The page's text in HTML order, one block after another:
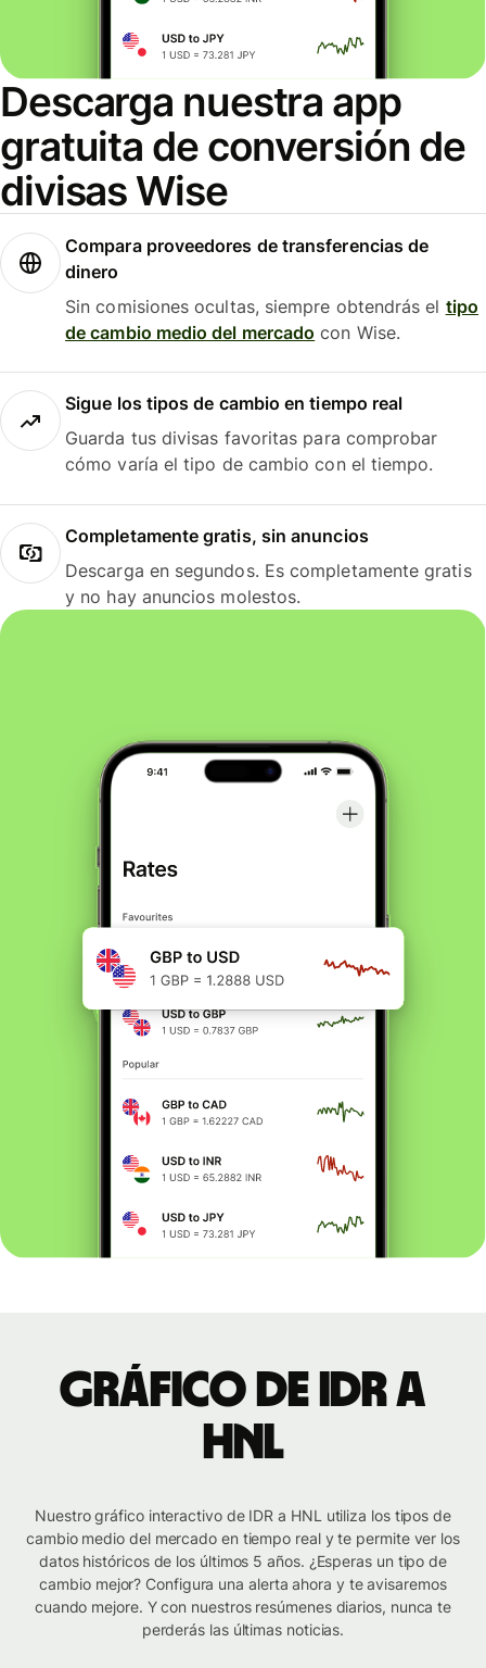
Descarga nuestra app
gratuita de conversión de
divisas Wise
Compara proveedores de transferencias de
dinero
Sin comisiones ocultas, siempre obtendrás el tipo
de cambio medio del mercado con Wise.
Sigue los tipos de cambio en tiempo real
Guarda tus divisas favoritas para comprobar
cómo varía el tipo de cambio con el tiempo.
Completamente gratis, sin anuncios
Descarga en segundos. Es completamente gratis
y no hay anuncios molestos.
Gráfico de IDR a
HNL
Nuestro gráfico interactivo de IDR a HNL utiliza los tipos de
cambio medio del mercado en tiempo real y te permite ver los
datos históricos de los últimos 5 años. ¿Esperas un tipo de
cambio mejor? Configura una alerta ahora y te avisaremos
cuando mejore. Y con nuestros resúmenes diarios, nunca te
perderás las últimas noticias.